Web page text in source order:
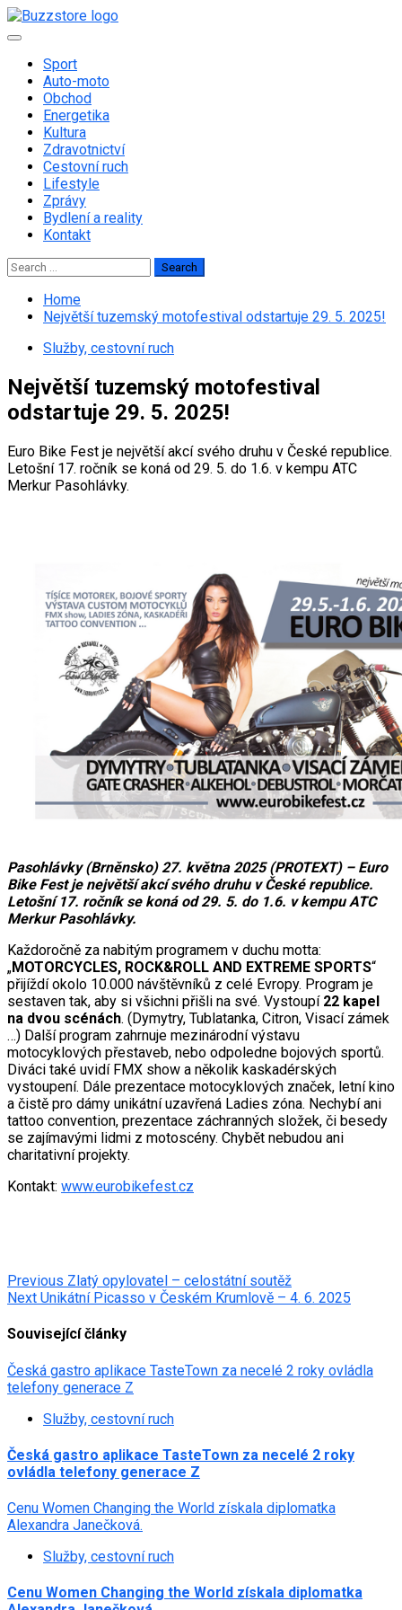
Skip
to
Primary
Sport
Auto-moto
Obchod
Energetika
Kultura
Zdravotnictví
Cestovní ruch
Lifestyle
Zprávy
Bydlení a reality
Kontakt
Search
for:
Home
Největší tuzemský motofestival odstartuje 29. 5. 2025!
Služby, cestovní ruch
Největší tuzemský motofestival
odstartuje 29. 5. 2025!
Euro Bike Fest je největší akcí svého druhu v České republice.
Letošní 17. ročník se koná od 29. 5. do 1.6. v kempu ATC
Merkur Pasohlávky.
Pasohlávky (Brněnsko) 27. května 2025 (PROTEXT) – Euro
Bike Fest je největší akcí svého druhu v České republice.
Letošní 17. ročník se koná od 29. 5. do 1.6. v kempu ATC
Merkur Pasohlávky.
Každoročně za nabitým programem v duchu motta:
„MOTORCYCLES, ROCK&ROLL AND EXTREME SPORTS“
přijíždí okolo 10.000 návštěvníků z celé Evropy. Program je
sestaven tak, aby si všichni přišli na své. Vystoupí 22 kapel
na dvou scénách. (Dymytry, Tublatanka, Citron, Visací zámek
…) Další program zahrnuje mezinárodní výstavu
motocyklových přestaveb, nebo odpoledne bojových sportů.
Diváci také uvidí FMX show a několik kaskadérských
vystoupení. Dále prezentace motocyklových značek, letní kino
a čistě pro dámy unikátní uzavřená Ladies zóna. Nechybí ani
tattoo convention, prezentace záchranných složek, či besedy
se zajímavými lidmi z motoscény. Chybět nebudou ani
charitativní projekty.
Kontakt: www.eurobikefest.cz
Post
navigation
Previous Zlatý opylovatel – celostátní soutěž
Next Unikátní Picasso v Českém Krumlově – 4. 6. 2025
Související články
Česká gastro aplikace TasteTown za necelé 2 roky ovládla
telefony generace Z
Služby, cestovní ruch
Česká gastro aplikace TasteTown za necelé 2 roky
ovládla telefony generace Z
Cenu Women Changing the World získala diplomatka
Alexandra Janečková.
Služby, cestovní ruch
Cenu Women Changing the World získala diplomatka